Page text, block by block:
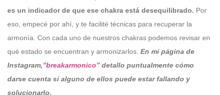
es un indicador de que ese chakra está desequilibrado. Por
eso, empecé por ahí, y te facilité técnicas para recuperar la
armonía. Con cada uno de nuestros chakras podemos revisar en
qué estado se encuentran y armonizarlos. En mi página de
Instagram,”breakarmonico” detallo puntualmente cómo
darse cuenta si alguno de ellos puede estar fallando y
solucionarlo.